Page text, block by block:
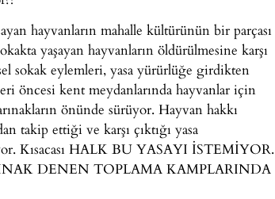
hayvanların mahalle kültürünün bir parçası
yaşayan hayvanların öldürülmesine karşı
sokak eylemleri, yasa yürürlüğe girdikten
öncesi kent meydanlarında hayvanlar için
önünde sürüyor. Hayvan hakkı
takip ettiği ve karşı çıktığı yasa
Kısacası HALK BU YASAYI İSTEMİYOR.
DENEN TOPLAMA KAMPLARINDA